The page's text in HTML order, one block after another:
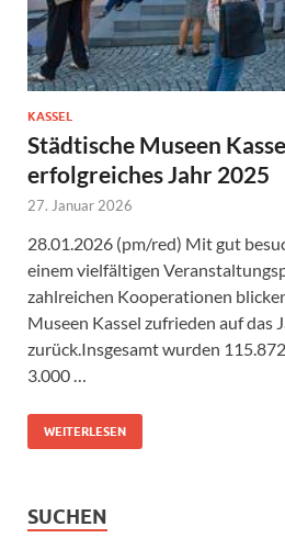
KASSEL
Städtische Museen
erfolgreiches Jahr 2025
27. Januar 2026
28.01.2026 (pm/red) Mit gut
einem vielfältigen
zahlreichen Kooperationen
Museen Kassel zufrieden auf das
zurück.Insgesamt wurden
3.000 …
WEITERLESEN
SUCHEN